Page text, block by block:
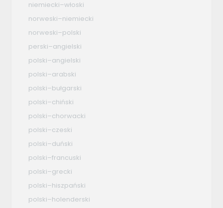
niemiecki–włoski
norweski–niemiecki
norweski–polski
perski–angielski
polski–angielski
polski–arabski
polski–bułgarski
polski–chiński
polski–chorwacki
polski–czeski
polski–duński
polski–francuski
polski–grecki
polski–hiszpański
polski–holenderski